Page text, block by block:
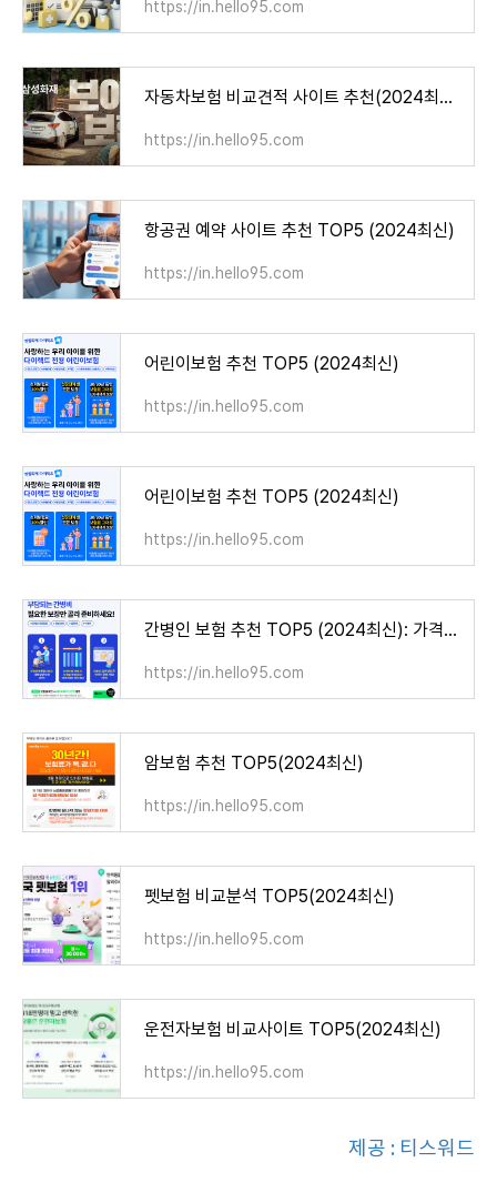
https://in.hello95.com
자동차보험 비교견적 사이트 추천(2024최신)
https://in.hello95.com
항공권 예약 사이트 추천 TOP5 (2024최신)
https://in.hello95.com
어린이보험 추천 TOP5 (2024최신)
https://in.hello95.com
어린이보험 추천 TOP5 (2024최신)
https://in.hello95.com
간병인 보험 추천 TOP5 (2024최신): 가격비교 총정리
https://in.hello95.com
암보험 추천 TOP5(2024최신)
https://in.hello95.com
펫보험 비교분석 TOP5(2024최신)
https://in.hello95.com
운전자보험 비교사이트 TOP5(2024최신)
https://in.hello95.com
제공 : 티스워드